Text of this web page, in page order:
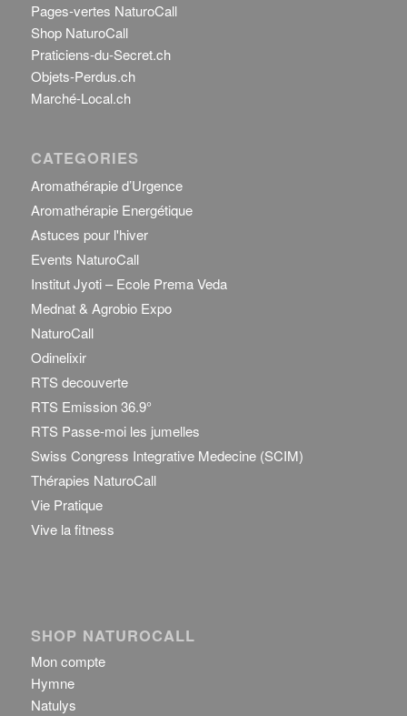
Pages-vertes NaturoCall
Shop NaturoCall
Praticiens-du-Secret.ch
Objets-Perdus.ch
Marché-Local.ch
CATEGORIES
Aromathérapie d’Urgence
Aromathérapie Energétique
Astuces pour l'hiver
Events NaturoCall
Institut Jyoti – Ecole Prema Veda
Mednat & Agrobio Expo
NaturoCall
Odinelixir
RTS decouverte
RTS Emission 36.9°
RTS Passe-moi les jumelles
Swiss Congress Integrative Medecine (SCIM)
Thérapies NaturoCall
Vie Pratique
Vive la fitness
SHOP NATUROCALL
Mon compte
Hymne
Natulys